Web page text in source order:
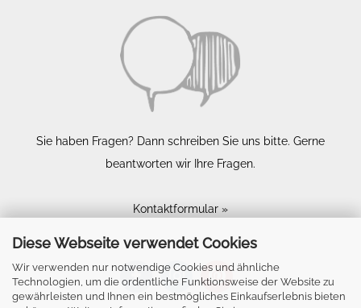
Diese Webseite verwendet Cookies
Wir verwenden nur notwendige Cookies und ähnliche
Technologien, um die ordentliche Funktionsweise der Website zu
gewährleisten und Ihnen ein bestmögliches Einkaufserlebnis bieten
Sie haben Fragen? Dann schreiben Sie uns bitte. Gerne
beantworten wir Ihre Fragen.
Kontaktformular »